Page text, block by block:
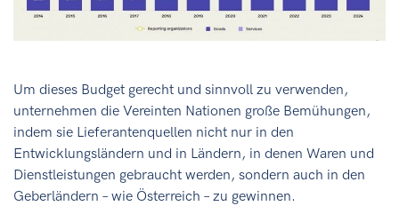
Um dieses Budget gerecht und sinnvoll zu verwenden,
unternehmen die Vereinten Nationen große Bemühungen,
indem sie Lieferantenquellen nicht nur in den
Entwicklungsländern und in Ländern, in denen Waren und
Dienstleistungen gebraucht werden, sondern auch in den
Geberländern – wie Österreich – zu gewinnen.